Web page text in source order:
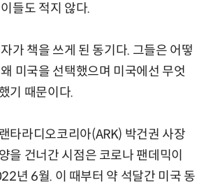
들도 적지 않다.
가 책을 쓰게 된 동기다. 그들은 어떻
미국을 선택했으며 미국에선 무엇
기 때문이다.
타라디오코리아(ARK) 박건권 사장
을 건너간 시점은 코로나 팬데믹이
년 6월. 이 때부터 약 석달간 미국 동